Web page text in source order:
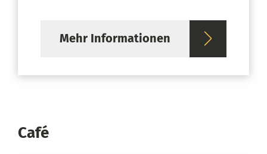
Mehr Informationen
Café